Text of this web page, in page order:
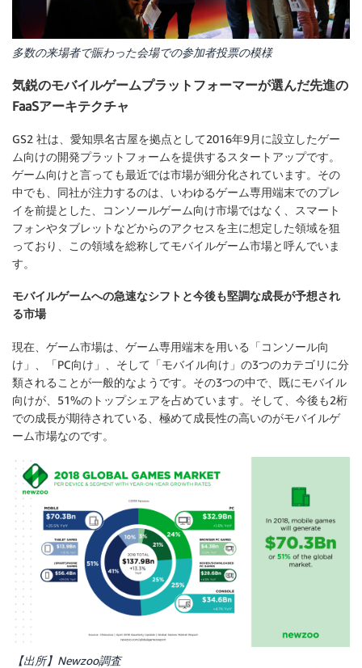
多数の来場者で賑わった会場での参加者投票の模様
気鋭のモバイルゲームプラットフォーマーが選んだ先進の
FaaSアーキテクチャ
GS2 社は、愛知県名古屋を拠点として2016年9月に設立したゲー
ム向けの開発プラットフォームを提供するスタートアップです。
ゲーム向けと言っても最近では市場が細分化されています。その
中でも、同社が注力するのは、いわゆるゲーム専用端末でのプレ
イを前提とした、コンソールゲーム向け市場ではなく、スマート
フォンやタブレットなどからのアクセスを主に想定した領域を狙
っており、この領域を総称してモバイルゲーム市場と呼んでいま
す。
モバイルゲームへの急速なシフトと今後も堅調な成長が予想され
る市場
現在、ゲーム市場は、ゲーム専用端末を用いる「コンソール向
け」、「PC向け」、そして「モバイル向け」の3つのカテゴリに分
類されることが一般的なようです。その3つの中で、既にモバイル
向けが、51%のトップシェアを占めています。そして、今後も2桁
での成長が期待されている、極めて成長性の高いのがモバイルゲ
ーム市場なのです。
【出所】Newzoo調査